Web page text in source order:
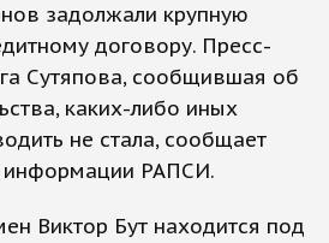
задолжали крупную
договору. Пресс-
Сутяпова, сообщившая об
каких-либо иных
не стала, сообщает
информации РАПСИ.
Виктор Бут находится под